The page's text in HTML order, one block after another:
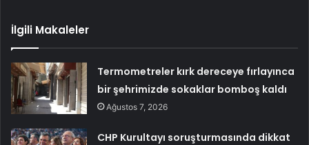
İlgili Makaleler
Termometreler kırk dereceye fırlayınca
bir şehrimizde sokaklar bomboş kaldı
Ağustos 7, 2026
CHP Kurultayı soruşturmasında dikkat